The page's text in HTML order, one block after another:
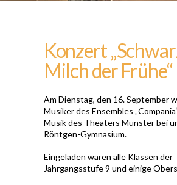
Konzert
Milch der Frühe“
Am Dienstag, den 16. September
Musiker des Ensembles
Musik des Theaters Münster bei
Röntgen-Gymnasium.
Eingeladen waren alle Klassen der
Jahrgangsstufe 9 und einige